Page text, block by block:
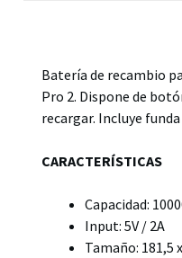
Batería de recambio
Pro 2. Dispone de
recargar. Incluye
CARACTERÍSTICAS
Capacidad:
Input: 5V / 2A
Tamaño: 181,5